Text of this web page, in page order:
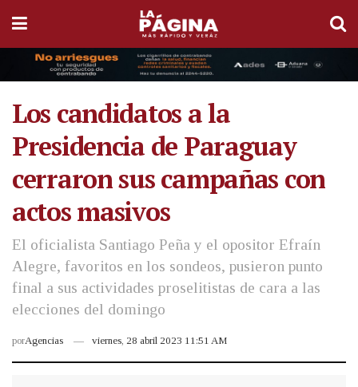
Los candidatos a la
Presidencia de Paraguay
cerraron sus campañas con
actos masivos
El oficialista Santiago Peña y el opositor Efraín
Alegre, favoritos en los sondeos, pusieron punto
final a sus actividades proselitistas de cara a las
elecciones del domingo
porAgencias viernes, 28 abril 2023 11:51 AM